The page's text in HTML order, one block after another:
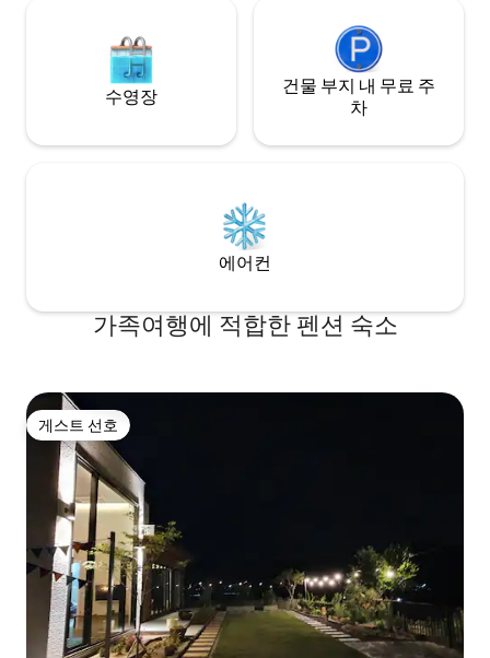
져있고 각자의 프라이빗 데크가있어 분리
된 동선으로 평온한 휴가를 보내실 수 있습
간의 공사 끝에 깔
채와 별채사이 벽
적인 공간으로 재
수영장
건물 부지 내 무료 주
차
에어컨
가족여행에 적합한 펜션 숙소
게스트 선호
게스트 선호